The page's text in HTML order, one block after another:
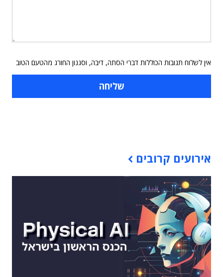
אין לשלוח תגובות הכוללות דברי הסתה, דיבה, וסגנון החורג מהטעם הטוב
אירועים קרובים